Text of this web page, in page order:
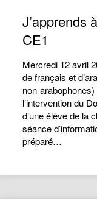
J’apprends
CE1
Mercredi 12 avril
de français et
non-
l’intervention du
d’une élève de la
séance
préparé…